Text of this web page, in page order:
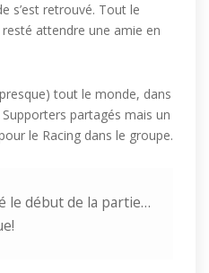
s’est retrouvé. Tout le
attendre une amie en
tout le monde, dans
partagés mais un
le Racing dans le groupe.
le début de la partie…